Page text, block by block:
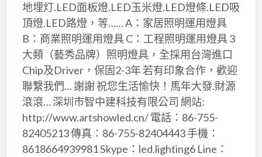
地埋灯.LED面板燈.LED玉米燈.LED燈條.LED吸
頂燈.LED路燈，等…… A：家居照明運用燈具
B：商業照明運用燈具 C：工程照明運用燈具 3
大類（藝秀品牌）照明燈具，全採用台灣進口
Chip及Driver，保固2-3年 若有印象合作，歡迎
聯繫我們… 謝謝 祝您生活愉快！馬年大發.財源
滾滾… 深圳市智中建科技有限公司 網站:
http://www.artshowled.cn/ 電話：86-755-
82405213 傳真：86-755-82404443 手機：
8618664939981 Skype：led.lighting6 Line：